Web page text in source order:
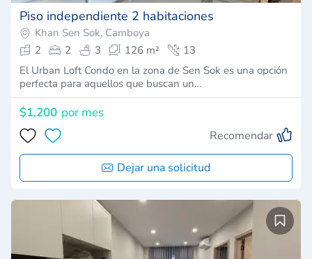
Piso independiente 2 habitaciones
Khan Sen Sok, Camboya
2
2 3 126 m²
13
El Urban Loft Condo en la zona de Sen Sok es una opción
perfecta para aquellos que buscan un…
$1,200 por mes
Recomendar
Dejar una solicitud